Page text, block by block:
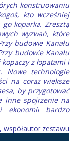
konstruowaniu
kto wcześniej
go koparka. Zresztą
wyzwań, które
budowie Kanału
budowie Kanału
z łopatami i
Nowe technologie
na coraz większe
by przygotować
inne spojrzenie na
i ekonomii bardzo
współautor zestawu